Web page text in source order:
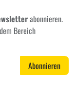
abonnieren.
Bereich
Abonnieren